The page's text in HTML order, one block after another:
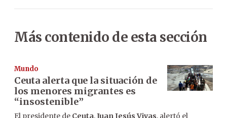
Más contenido de esta sección
Mundo
Ceuta alerta que la situación de
los menores migrantes es
“insostenible”
El presidente de Ceuta,Juan Jesús Vivas, alertó el